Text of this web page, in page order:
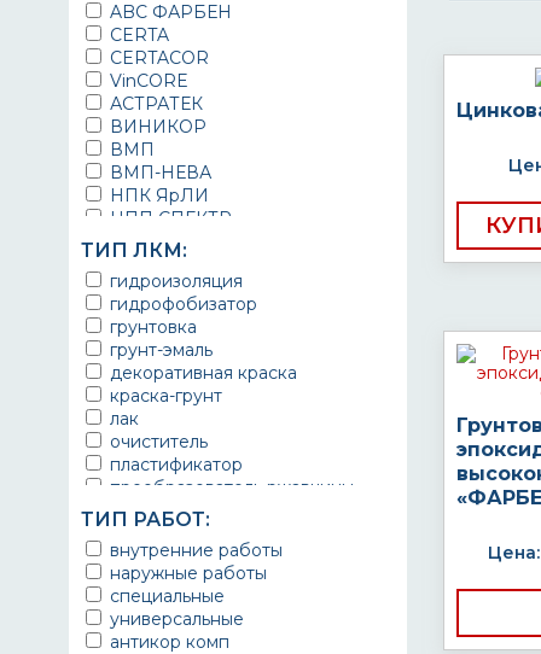
ABC ФАРБЕН
CERTA
CERTACOR
VinCORE
АСТРАТЕК
ВИНИКОР
ВМП
ВМП-НЕВА
НПК ЯрЛИ
НПП СПЕКТР
НПФ ЭМАЛЬ
ТЕРМА
УРЕПЛЕН
ТИП ЛКМ:
гидроизоляция
гидрофобизатор
грунтовка
грунт-эмаль
декоративная краска
краска-грунт
лак
очиститель
пластификатор
преобразователь ржавчины
эмаль
Краска
Покрытие
грунт эмаль
защитное покрытие
ТИП РАБОТ:
внутренние работы
наружные работы
специальные
универсальные
антикор комп
Цена: